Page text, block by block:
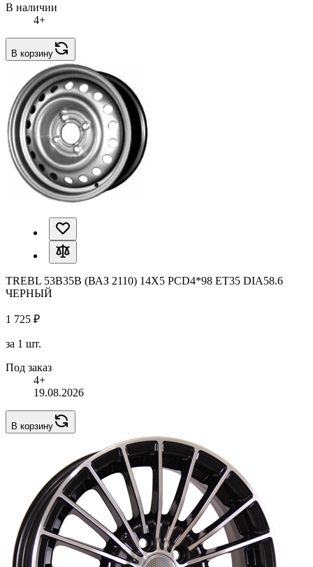
В наличии
4+
В корзину
TREBL 53B35B (ВАЗ 2110) 14X5 PCD4*98 ET35 DIA58.6
ЧЕРНЫЙ
1 725 ₽
за 1 шт.
Под заказ
4+
19.08.2026
В корзину